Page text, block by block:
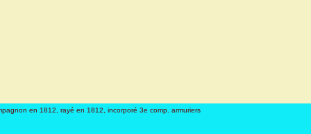
en 1812, rayé en 1812, incorporé 3e comp. armuriers